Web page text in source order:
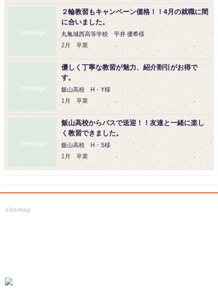
noimage
２輪教習もキャンペーン価格！！4月の就職に間
に合いました。
丸亀城西高等学校 平井 優希様
2月 卒業
noimage
優しく丁寧な教習が魅力、紹介割引がお得で
す。
飯山高校 H・Y様
1月 卒業
noimage
飯山高校からバスで送迎！！友達と一緒に楽し
く教習できました。
飯山高校 H・S様
1月 卒業
sitemap